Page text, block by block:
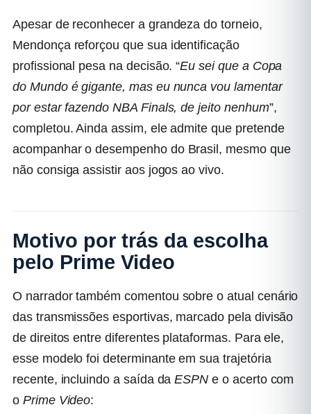
Apesar de reconhecer a grandeza do torneio,
Mendonça reforçou que sua identificação
profissional pesa na decisão. “Eu sei que a Copa
do Mundo é gigante, mas eu nunca vou lamentar
por estar fazendo NBA Finals, de jeito nenhum”,
completou. Ainda assim, ele admite que pretende
acompanhar o desempenho do Brasil, mesmo que
não consiga assistir aos jogos ao vivo.
Motivo por trás da escolha
pelo Prime Video
O narrador também comentou sobre o atual cenário
das transmissões esportivas, marcado pela divisão
de direitos entre diferentes plataformas. Para ele,
esse modelo foi determinante em sua trajetória
recente, incluindo a saída daESPN e o acerto com
o Prime Video: